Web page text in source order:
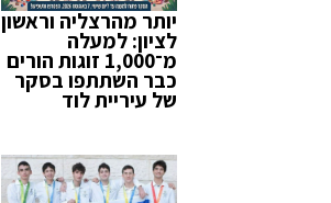
יותר מהרצליה וראשון
לציון: למעלה
מ־1,000 זוגות הורים
כבר השתתפו בסקר
של עיריית לוד